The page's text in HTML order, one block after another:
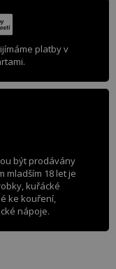
platby v
být prodávány
mladším 18 let je
kuřácké
ke kouření,
nápoje.